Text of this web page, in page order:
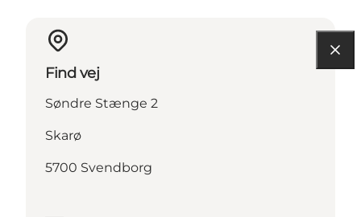
Find vej
Søndre Stænge 2
Skarø
5700 Svendborg